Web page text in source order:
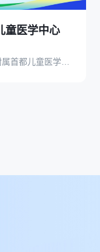
童医学中心
北京市朝阳区首都儿童研究所附属首都儿童医学中心儿保楼 1101报告厅